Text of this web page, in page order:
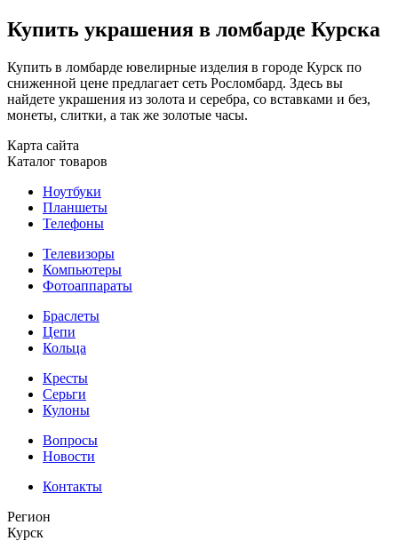
Купить украшения в ломбарде Курска
Купить в ломбарде ювелирные изделия в городе Курск по
сниженной цене предлагает сеть Росломбард. Здесь вы
найдете украшения из золота и серебра, со вставками и без,
монеты, слитки, а так же золотые часы.
Карта сайта
Каталог товаров
Ноутбуки
Планшеты
Телефоны
Телевизоры
Компьютеры
Фотоаппараты
Браслеты
Цепи
Кольца
Кресты
Серьги
Кулоны
Вопросы
Новости
Контакты
Регион
Курск